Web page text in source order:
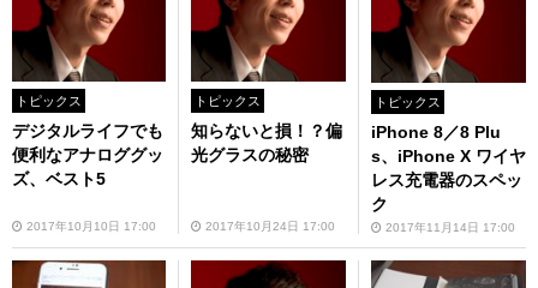
トピックス
デジタルライフでも
便利なアナロググッ
ズ、ベスト5
2017年10月10日 17:00
トピックス
知らないと損！？偏
光グラスの秘密
2017年10月24日 17:00
トピックス
iPhone 8／8 Plu
s、iPhone X ワイヤ
レス充電器のスペッ
ク
2017年11月14日 17:00